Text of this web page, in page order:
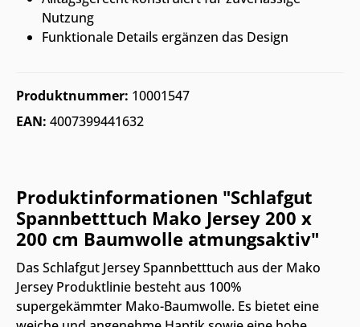
Nutzung
Funktionale Details ergänzen das Design
Produktnummer: 10001547
EAN: 4007399441632
Produktinformationen "Schlafgut
Spannbetttuch Mako Jersey 200 x
200 cm Baumwolle atmungsaktiv"
Das Schlafgut Jersey Spannbetttuch aus der Mako
Jersey Produktlinie besteht aus 100%
supergekämmter Mako-Baumwolle. Es bietet eine